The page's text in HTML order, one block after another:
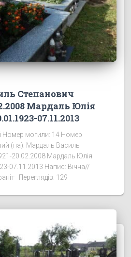
Степанович
Мардаль Юлія
07.11.2013
Номер могили: 14 Номер
(на): Мардаль Василь
20.02.2008 Мардаль Юлія
07.11.2013 Напис: Вічна//
Переглядів: 129